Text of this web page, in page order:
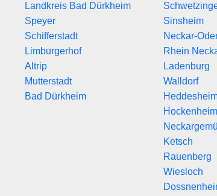
Landkreis Bad Dürkheim
Speyer
Schifferstadt
Limburgerhof
Altrip
Mutterstadt
Bad Dürkheim
Sinsheim
Neckar-
Rhein
Ladenburg
Walldorf
Hockenheim
Ketsch
Rauenberg
Wiesloch